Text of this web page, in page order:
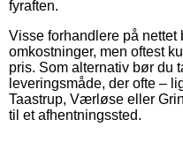
fyraften.
Visse forhandlere på nettet
omkostninger, men oftest
pris. Som alternativ bør du
leveringsmåde, der ofte –
Taastrup, Værløse eller
til et afhentningssted.